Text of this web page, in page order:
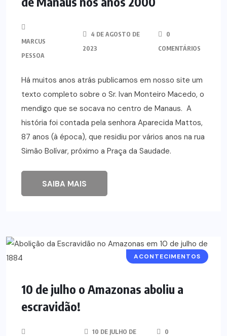
MARCUS
PESSOA
4 DE AGOSTO DE
2023
0
COMENTÁRIOS
Há muitos anos atrás publicamos em nosso site um
texto completo sobre o Sr. Ivan Monteiro Macedo, o
mendigo que se socava no centro de Manaus. A
história foi contada pela senhora Aparecida Mattos,
87 anos (à época), que residiu por vários anos na rua
Simão Bolívar, próximo a Praça da Saudade.
SAIBA MAIS
ACONTECIMENTOS
10 de julho o Amazonas aboliu a
escravidão!
10 DE JULHO DE
0